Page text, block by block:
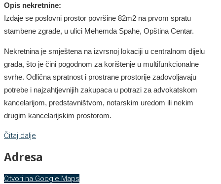
Opis nekretnine:
Izdaje se poslovni prostor površine 82m2 na prvom spratu
stambene zgrade, u ulici Mehemda Spahe, Opština Centar.
Nekretnina je smještena na izvrsnoj lokaciji u centralnom dijelu
grada, što je čini pogodnom za korištenje u multifunkcionalne
svrhe. Odlična spratnost i prostrane prostorije zadovoljavaju
potrebe i najzahtjevnijih zakupaca u potrazi za advokatskom
kancelarijom, predstavništvom, notarskim uredom ili nekim
drugim kancelarijskim prostorom.
Čitaj dalje
Adresa
Otvori na Google Maps